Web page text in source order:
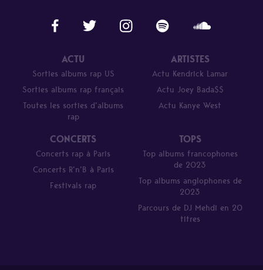
ACTU
Sorties albums rap US
Sorties albums rap français
Toutes les sorties d’albums
rap
ARTISTES
Actu Kendrick Lamar
Actu Joey Bada$$
Actu Kanye West
CONCERTS
Concerts rap à Paris
Concerts R’n’B à Paris
Festivals rap
TOPS
Top albums francophones
de 2023
Top albums anglophones de
2023
Parcours de DJ Mehdi en 20
titres